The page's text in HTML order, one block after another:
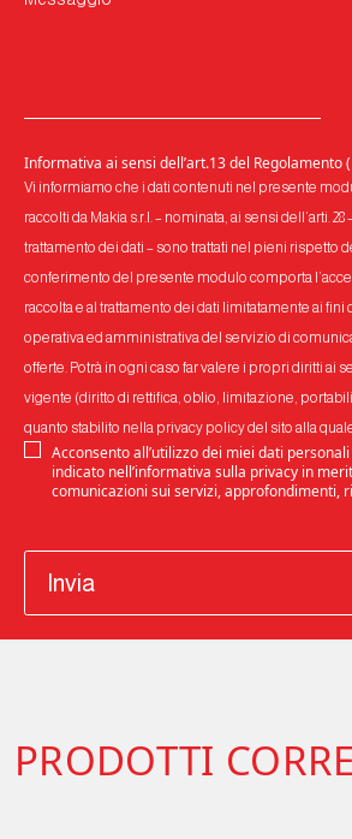
Informativa ai sensi dell’art.13 del Regolamento
Vi informiamo che i dati contenuti nel presente
raccolti da Makia s.r.l. – nominata, ai sensi dell’arti.
trattamento dei dati – sono trattati nel pieni rispetto
conferimento del presente modulo comporta
raccolta e al trattamento dei dati limitatamente ai
operativa ed amministrativa del servizio di
offerte. Potrà in ogni caso far valere i propri diritti ai
vigente (diritto di rettifica, oblio, limitazione,
quanto stabilito nella privacy policy del sito alla
Acconsento all’utilizzo dei miei dati
indicato nell’informativa sulla privacy in
comunicazioni sui servizi, approfondimenti,
Invia
PRODOTTI